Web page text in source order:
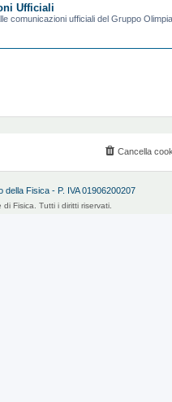
Ufficiali
comunicazioni ufficiali del Gruppo
Cancella
Fisica - P. IVA 01906200207
Fisica. Tutti i diritti riservati.